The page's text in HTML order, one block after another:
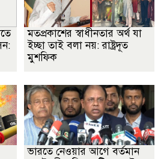
মতপ্রকাশের স্বাধীনতার অর্থ যা
ইচ্ছা তাই বলা নয়: রাষ্ট্রদূত
মুশফিক
ভারতে নেওয়ার আগে বর্তমান